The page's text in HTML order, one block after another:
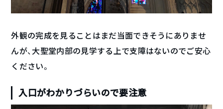
外観の完成を見ることはまだ当面できそうにありませ
んが、大聖堂内部の見学する上で支障はないのでご安心
ください。
入口がわかりづらいので要注意